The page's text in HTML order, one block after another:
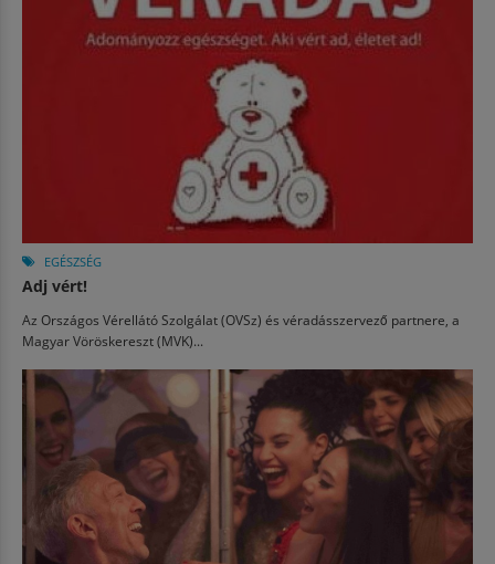
EGÉSZSÉG
Adj vért!
Az Országos Vérellátó Szolgálat (OVSz) és véradásszervező partnere, a
Magyar Vöröskereszt (MVK)...